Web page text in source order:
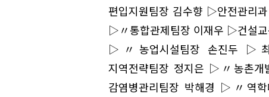
편입지원팀장 김수향 ▷안전관리
▷〃통합관제팀장 이재우 ▷건설
▷〃농업시설팀장 손진두 ▷
지역전략팀장 정지은 ▷〃농촌
감염병관리팀장 박해경 ▷〃역